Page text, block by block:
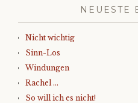
NEUESTE
Nicht wichtig
Sinn-Los
Windungen
Rachel …
So will ich es nicht!